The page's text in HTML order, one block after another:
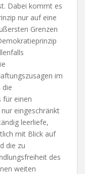
Dabei kommt es
nur auf eine
Grenzen
im
die
für einen
eingeschränkt
leerliefe,
mit Blick auf
die zu
des
weiten